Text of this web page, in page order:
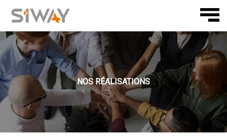
NOS RÉALISATIONS